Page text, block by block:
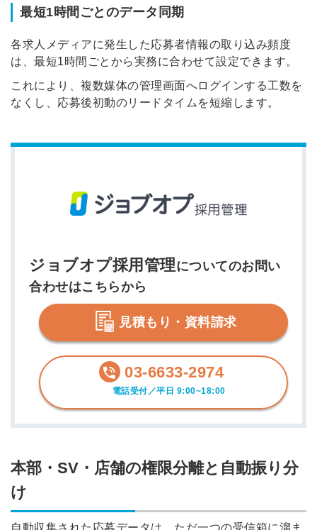
最短1時間ごとのデータ同期
各求人メディアに発生した応募者情報の取り込み頻度
は、最短1時間ごとから実務に合わせて設定できます。
これにより、複数媒体の管理画面へログインする工数を
なくし、応募後初動のリードタイムを短縮します。
ジョブオプ採用管理についてのお問い
合わせはこちらから
見積もり・資料請求
03-6633-2974
電話受付／平日 9:00~18:00
本部・SV・店舗の権限分離と自動振り分
け
自動収集された応募データは、ただ一つの受信箱に溜ま